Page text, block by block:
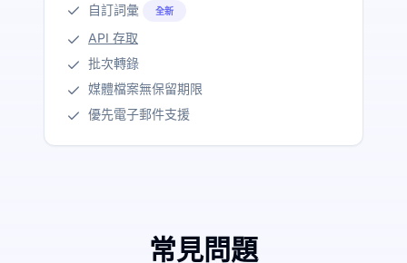
自訂詞彙
全新
API 存取
批次轉錄
媒體檔案無保留期限
優先電子郵件支援
常見問題